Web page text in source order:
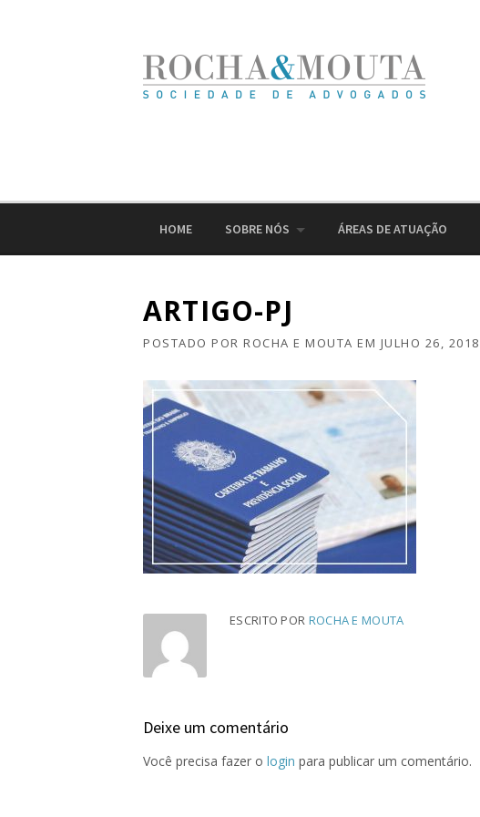
HOME SOBRE NÓS ÁREAS DE ATUAÇÃO
ARTIGO-PJ
POSTADO POR ROCHA E MOUTA EM JULHO 26, 2018
ESCRITO POR ROCHA E MOUTA
Deixe um comentário
Você precisa fazer o login para publicar um comentário.